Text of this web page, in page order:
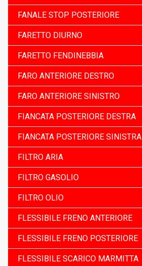
FANALE STOP POSTERIORE
FARETTO DIURNO
FARETTO FENDINEBBIA
FARO ANTERIORE DESTRO
FARO ANTERIORE SINISTRO
FIANCATA POSTERIORE DESTRA
FIANCATA POSTERIORE SINISTRA
FILTRO ARIA
FILTRO GASOLIO
FILTRO OLIO
FLESSIBILE FRENO ANTERIORE
FLESSIBILE FRENO POSTERIORE
FLESSIBILE SCARICO MARMITTA